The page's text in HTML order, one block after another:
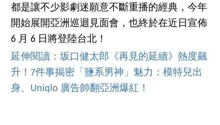
都是讓不少影劇迷願意不斷重播的經典，今年
開始展開亞洲巡迴見面會，也終於在近日宣佈
6 月 6 日將登陸台北！
延伸閱讀：坂口健太郎《再見的延續》熱度飆
升！7件事揭密「鹽系男神」魅力：模特兒出
身、Uniqlo 廣告帥翻亞洲爆紅！